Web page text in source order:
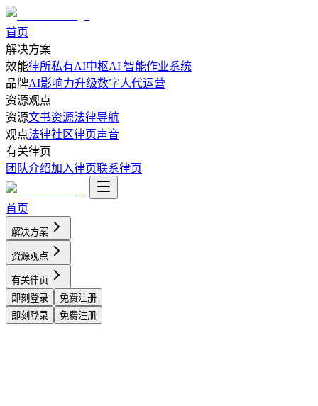
首页
解决方案
效能律所私有AI中枢AI 智能作业系统
品牌AI影响力升级数字人代运营
资源观点
资源文书资源法律导航
观点法律社区律页声音
有关律页
团队介绍加入律页联系律页
首页
解决方案
资源观点
有关律页
即刻登录
免费注册
即刻登录
免费注册